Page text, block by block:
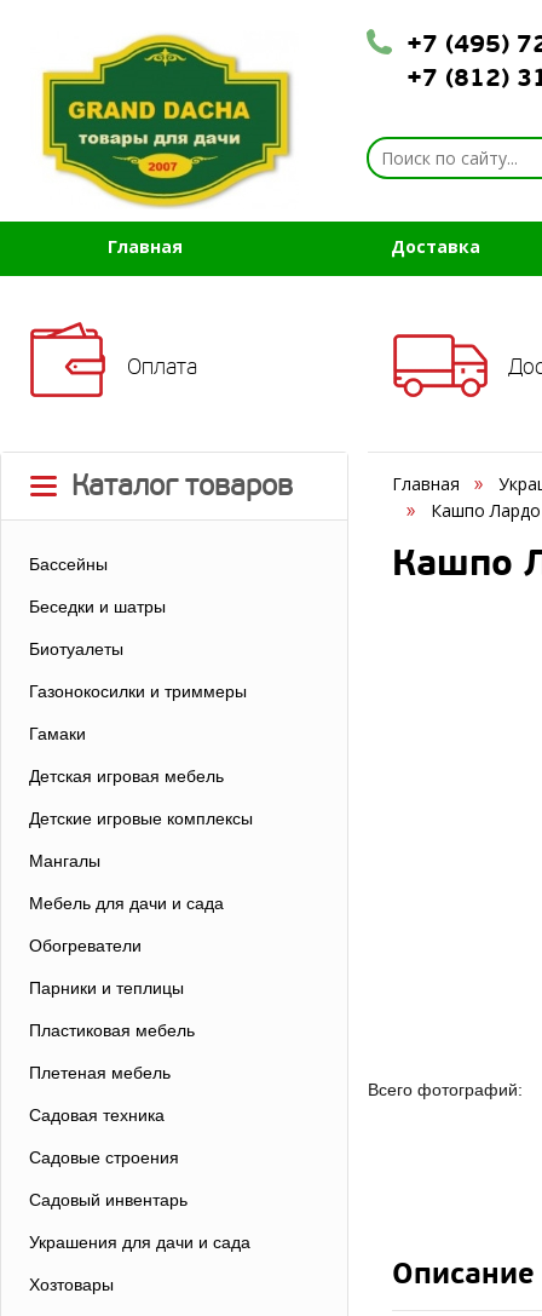
+7 (495)
+7 (812)
Главная Доставка
Оплата
Каталог товаров
Бассейны
Беседки и шатры
Биотуалеты
Газонокосилки и триммеры
Гамаки
Детская игровая мебель
Детские игровые комплексы
Мангалы
Мебель для дачи и сада
Обогреватели
Парники и теплицы
Пластиковая мебель
Плетеная мебель
Садовая техника
Садовые строения
Садовый инвентарь
Украшения для дачи и сада
Хозтовары
Главная
Кашпо Лардо
Кашпо
Всего фотографий:
Описание